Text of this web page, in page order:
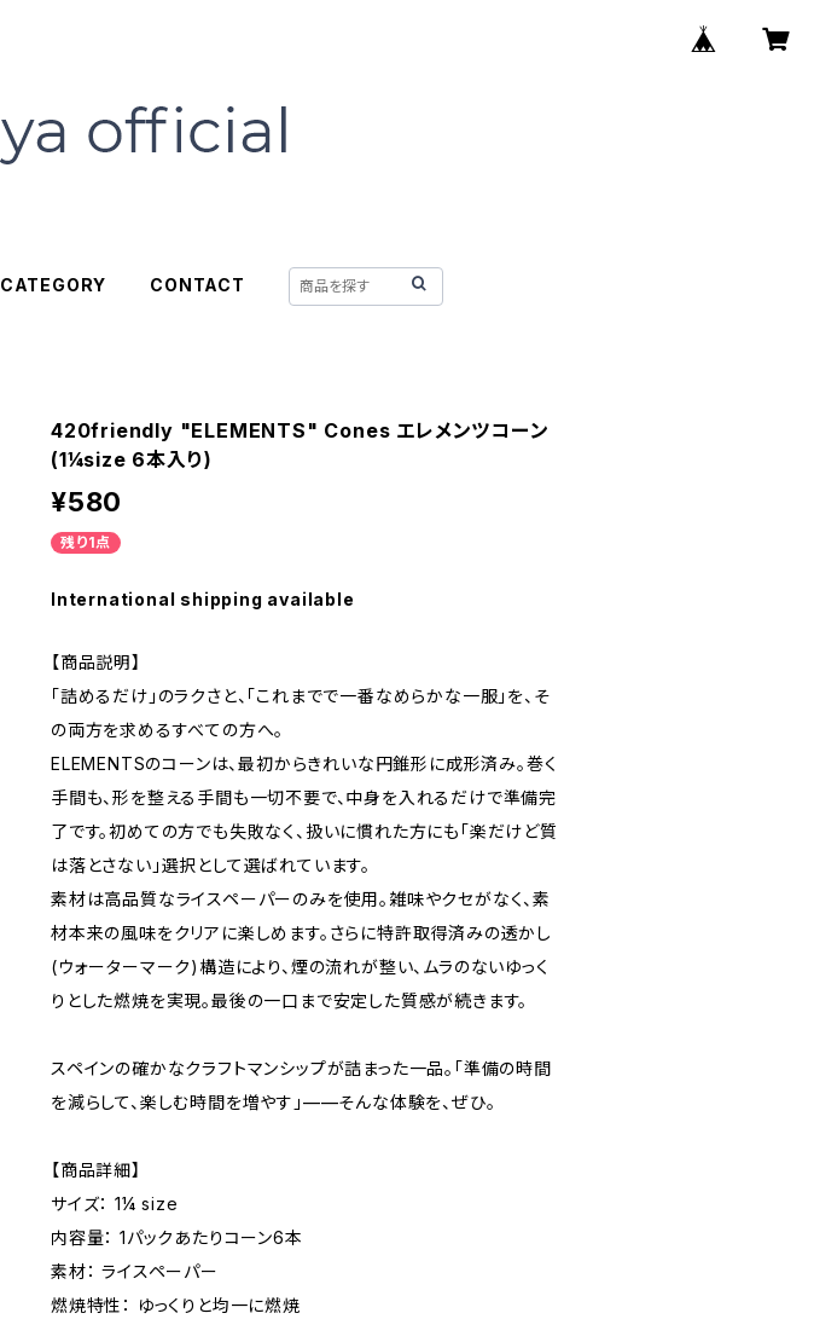
CATEGORY CONTACT
420friendly "ELEMENTS" Cones エレメンツコーン
(1¼size 6本入り)
¥580
残り1点
International shipping available
【商品説明】
「詰めるだけ」のラクさと、「これまでで一番なめらかな一服」を、そ
の両方を求めるすべての方へ。
ELEMENTSのコーンは、最初からきれいな円錐形に成形済み。巻く
手間も、形を整える手間も一切不要で、中身を入れるだけで準備完
了です。初めての方でも失敗なく、扱いに慣れた方にも「楽だけど質
は落とさない」選択として選ばれています。
素材は高品質なライスペーパーのみを使用。雑味やクセがなく、素
材本来の風味をクリアに楽しめます。さらに特許取得済みの透かし
(ウォーターマーク)構造により、煙の流れが整い、ムラのないゆっく
りとした燃焼を実現。最後の一口まで安定した質感が続きます。
スペインの確かなクラフトマンシップが詰まった一品。「準備の時間
を減らして、楽しむ時間を増やす」——そんな体験を、ぜひ。
【商品詳細】
サイズ： 1¼ size
内容量： 1パックあたりコーン6本
素材： ライスペーパー
燃焼特性： ゆっくりと均一に燃焼